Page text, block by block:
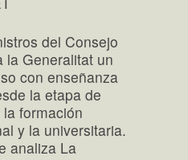
del Consejo
la Generalitat un
con enseñanza
la etapa de
formación
y la universitaria.
analiza La